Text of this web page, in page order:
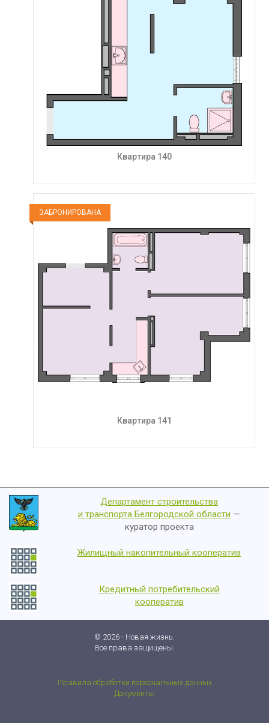
Квартира 140
ЗАБРОНИРОВАНА
Квартира 141
Департамент строительства
и транспорта Белгородской области —
куратор проекта
Жилищный накопительный кооператив
Кредитный потребительский
кооператив
© 2026 - Новая жизнь.
Все права защищены.
Правила обработки персональных данных
Документы